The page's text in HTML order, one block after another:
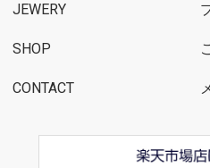
JEWERY
SHOP
CONTACT